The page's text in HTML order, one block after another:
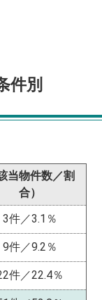
件別
当物件数／割
合）
3件／3.1％
9件／9.2％
件／22.4％